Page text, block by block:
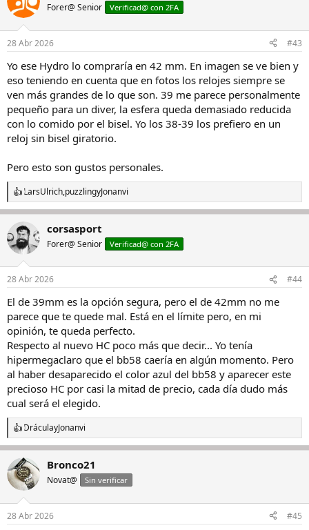
c
i
e
:
Forer@ Senior Verificad@ con 2FA
28 Abr 2026 #43
Yo ese Hydro lo compraría en 42 mm. En imagen se ve bien y
eso teniendo en cuenta que en fotos los relojes siempre se
ven más grandes de lo que son. 39 me parece personalmente
pequeño para un diver, la esfera queda demasiado reducida
con lo comido por el bisel. Yo los 38-39 los prefiero en un
reloj sin bisel giratorio.
Pero esto son gustos personales.
R
e
a
c
c
i
e
:
LarsUlrich,puzzlingyJonanvi
corsasport
Forer@ Senior Verificad@ con 2FA
28 Abr 2026 #44
El de 39mm es la opción segura, pero el de 42mm no me
parece que te quede mal. Está en el límite pero, en mi
opinión, te queda perfecto.
Respecto al nuevo HC poco más que decir... Yo tenía
hipermegaclaro que el bb58 caería en algún momento. Pero
al haber desaparecido el color azul del bb58 y aparecer este
precioso HC por casi la mitad de precio, cada día dudo más
cual será el elegido.
R
e
c
c
i
e
DráculayJonanvi
Bronco21
Novat@ Sin verificar
28 Abr 2026 #45